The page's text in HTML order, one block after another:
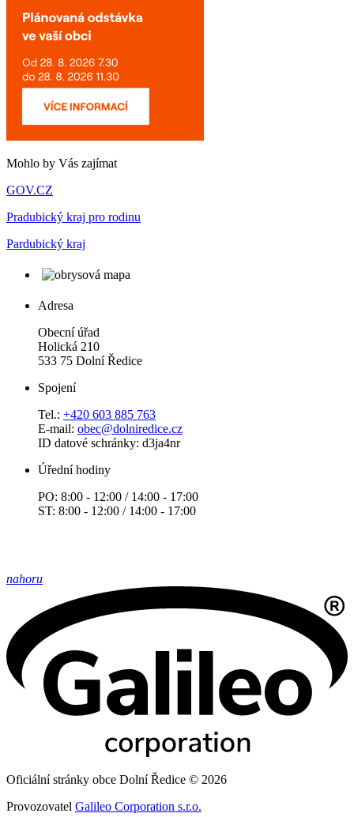
Mohlo by Vás zajímat
GOV.CZ
Pradubický kraj pro rodinu
Pardubický kraj
Adresa
Obecní úřad
Holická 210
533 75 Dolní Ředice
Spojení
Tel.: +420 603 885 763
E-mail: obec@dolniredice.cz
ID datové schránky: d3ja4nr
Úřední hodiny
PO: 8:00 - 12:00 / 14:00 - 17:00
ST: 8:00 - 12:00 / 14:00 - 17:00
nahoru
Oficiální stránky obce Dolní Ředice © 2026
Provozovatel Galileo Corporation s.r.o.